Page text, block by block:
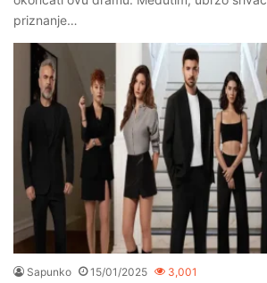
priznanje…
Sapunko 15/01/2025 3,001